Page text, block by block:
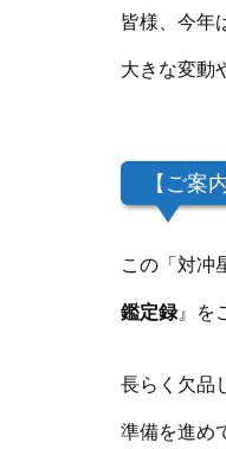
皆様、今年
大きな変動
【ご案
この「対冲
鑑定録』を
長らく欠品
準備を進め